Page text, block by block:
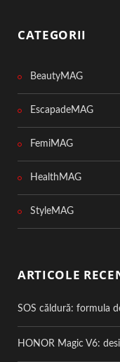
CATEGORII
BeautyMAG
EscapadeMAG
FemiMAG
HealthMAG
StyleMAG
ARTICOLE
SOS căldură: formula
HONOR Magic V6: